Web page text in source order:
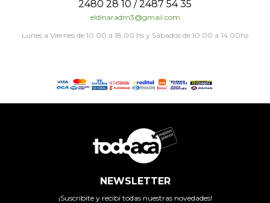
2480 28 10 / 2487 54 35
eldinaradm3@gmail.com
Lunes a Viernes de 10:00 a 18:00 hs y Sábados de 10:00 a 14:00hs
NEWSLETTER
¡Suscribite y recibí todas nuestras novedades!